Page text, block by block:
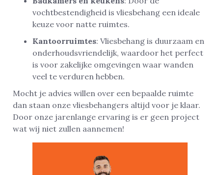
vochtbestendigheid is vliesbehang een ideale
keuze voor natte ruimtes.
Kantoorruimtes: Vliesbehang is duurzaam en
onderhoudsvriendelijk, waardoor het perfect
is voor zakelijke omgevingen waar wanden
veel te verduren hebben.
Mocht je advies willen over een bepaalde ruimte
dan staan onze vliesbehangers altijd voor je klaar.
Door onze jarenlange ervaring is er geen project
wat wij niet zullen aannemen!